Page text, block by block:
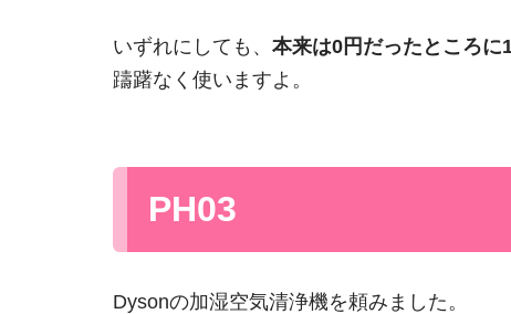
いずれにしても、 本来は0円だったところに
躊躇なく使いますよ。
PH03
Dysonの加湿空気清浄機を頼みました。